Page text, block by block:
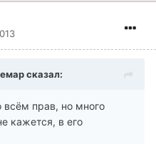
сказал:
всём прав, но много
кажется, в его